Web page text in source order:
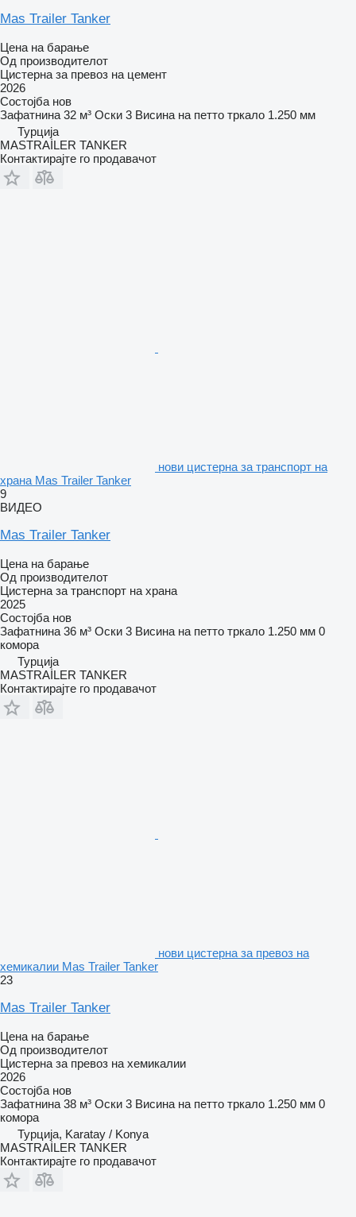
Mas Trailer Tanker
Цена на барање
Од производителот
Цистерна за превоз на цемент
2026
Состојба нов
Зафатнина 32 м³ Оски 3 Висина на петто тркало 1.250 мм
Турција
MASTRAİLER TANKER
Контактирајте го продавачот
нови цистерна за транспорт на
храна Mas Trailer Tanker
9
ВИДЕО
Mas Trailer Tanker
Цена на барање
Од производителот
Цистерна за транспорт на храна
2025
Состојба нов
Зафатнина 36 м³ Оски 3 Висина на петто тркало 1.250 мм 0
комора
Турција
MASTRAİLER TANKER
Контактирајте го продавачот
нови цистерна за превоз на
хемикалии Mas Trailer Tanker
23
Mas Trailer Tanker
Цена на барање
Од производителот
Цистерна за превоз на хемикалии
2026
Состојба нов
Зафатнина 38 м³ Оски 3 Висина на петто тркало 1.250 мм 0
комора
Турција, Karatay / Konya
MASTRAİLER TANKER
Контактирајте го продавачот